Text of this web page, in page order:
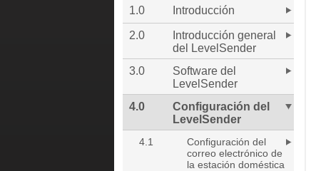
1.0 Introducción
2.0
Introducción general
del LevelSender
3.0
Software del
LevelSender
4.0
Configuración del
LevelSender
4.1
Configuración del
correo electrónico de
la estación doméstica